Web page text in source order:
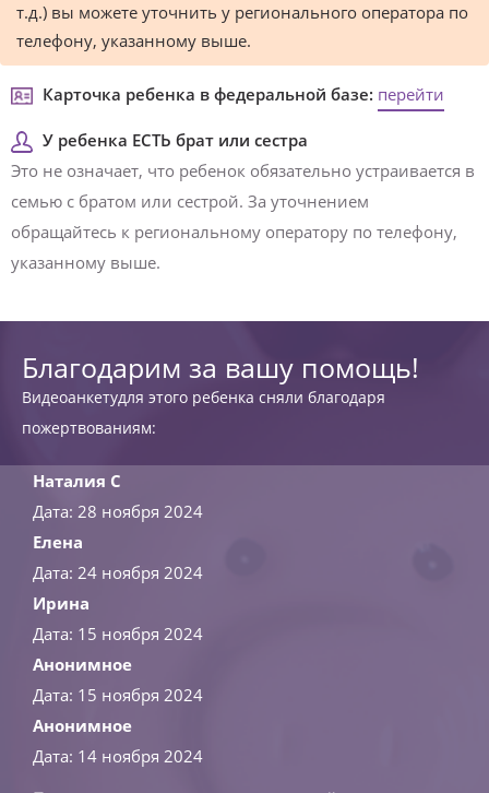
т.д.) вы можете уточнить у регионального оператора по
телефону, указанному выше.
Карточка ребенка в федеральной базе: перейти
У ребенка ЕСТЬ брат или сестра
Это не означает, что ребенок обязательно устраивается в
семью с братом или сестрой. За уточнением
обращайтесь к региональному оператору по телефону,
указанному выше.
Благодарим за вашу помощь!
Видеоанкетудля этого ребенка сняли благодаря
пожертвованиям:
Наталия С
Дата: 28 ноября 2024
Елена
Дата: 24 ноября 2024
Ирина
Дата: 15 ноября 2024
Анонимное
Дата: 15 ноября 2024
Анонимное
Дата: 14 ноября 2024